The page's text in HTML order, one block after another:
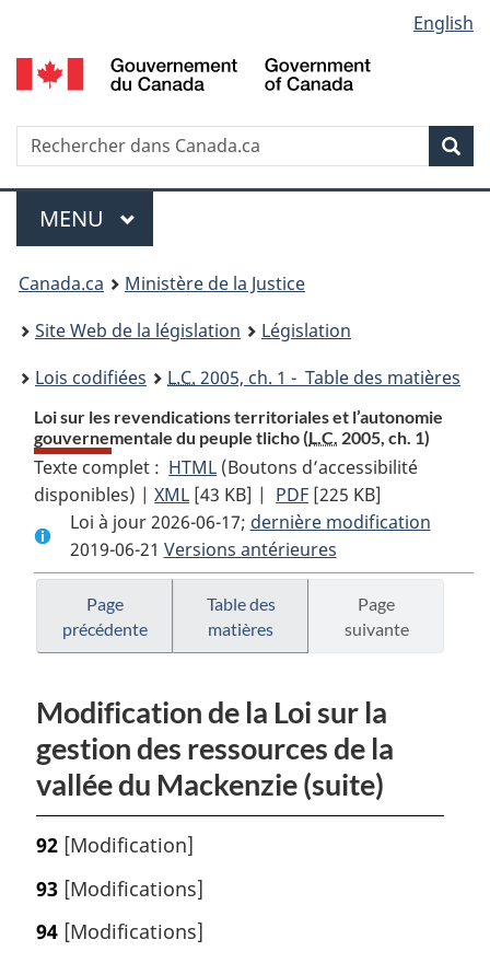
au
contenu
propos
de
la
HTML
simplifiée
selection
English
Recherche
Menu
MENU PRINCIPAL
You
are
here:
Canada.ca
Ministère de la Justice
Site Web de la législation
Législation
Lois codifiées
L.C. 2005, ch. 1 - Table des matières
Loi sur les revendications territoriales et l’autonomie
gouvernementale du peuple tlicho (L.C. 2005, ch. 1)
Texte complet : HTML Texte
complet
:
Loi
sur
les
revendications
territoriales
l’autonomie
gouvernementale
du
peuple
tlicho
(Boutons d’accessibilité
disponibles) |XML Texte
complet
:
Loi
sur
les
revendications
et
l’autonomie
gouvernementale
du
peuple
tlicho
[43 KB] | PDF Texte
complet
:
Loi
et
l’autonomie
gouvernementale
du
peuple
[225 KB]
Loi à jour 2026-06-17; dernière modification
2019-06-21 Versions antérieures
Page
précédente
Table des
matières
Page
suivante
Modification de la Loi sur la
gestion des ressources de la
vallée du Mackenzie (suite)
92 [Modification]
93 [Modifications]
94 [Modifications]